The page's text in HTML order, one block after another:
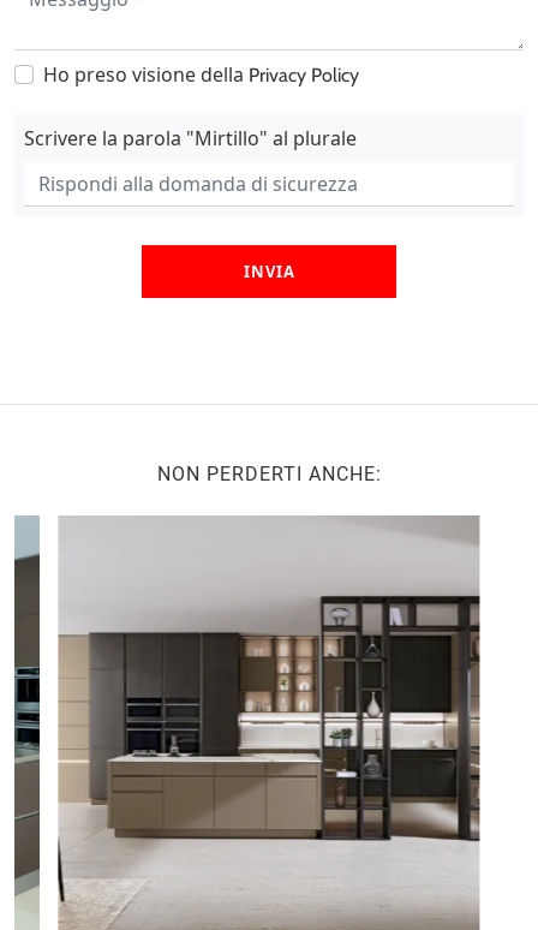
Ho preso visione della Privacy Policy
Scrivere la parola "Mirtillo" al plurale
INVIA
NON PERDERTI ANCHE: